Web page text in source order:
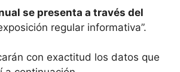
se presenta a través del
regular informativa”.
con exactitud los datos que